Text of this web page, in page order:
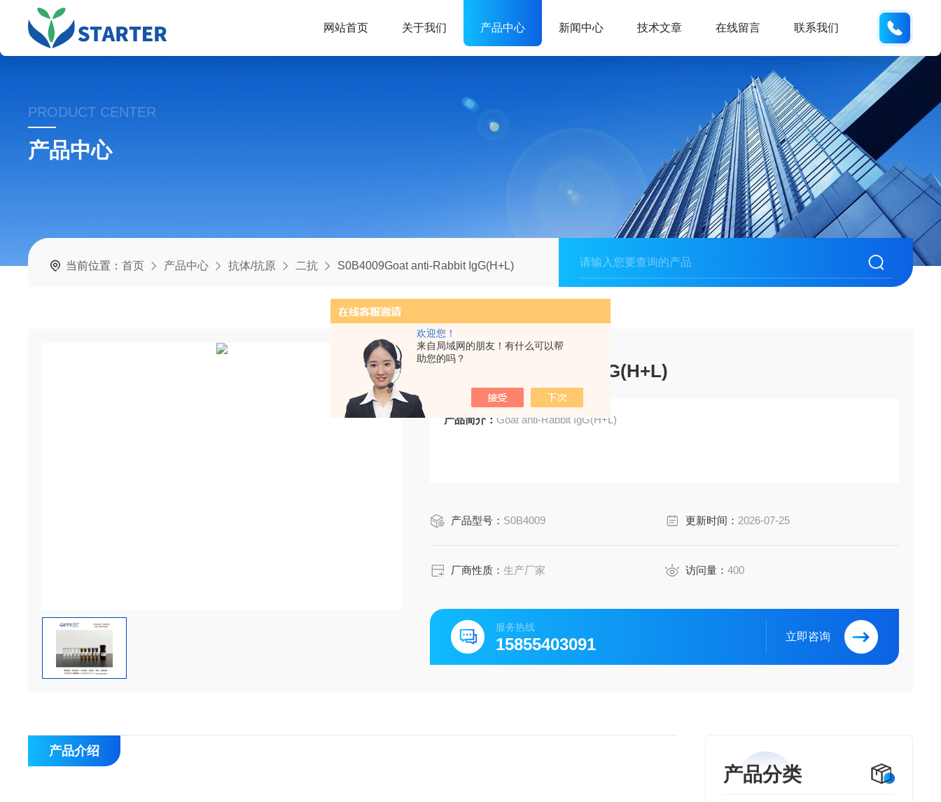
欢迎您！
来自局域网的朋友！有什么可以帮
助您的吗？
网站首页 关于我们 产品中心 新闻中心 技术文章 在线留言 联系我们
PRODUCT CENTER
产品中心
当前位置：首页 产品中心 抗体/抗原 二抗 S0B4009Goat anti-Rabbit IgG(H+L)
Goat anti-Rabbit IgG(H+L)
产品简介： Goat anti-Rabbit IgG(H+L)
产品型号： S0B4009 更新时间： 2026-07-25
厂商性质：生产厂家 访问量： 400
服务热线
15855403091 立即咨询
产品分类
产品介绍